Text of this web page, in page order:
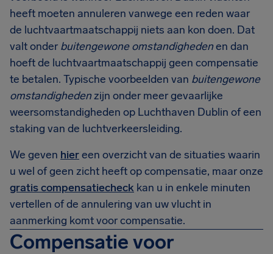
heeft moeten annuleren vanwege een reden waar
de luchtvaartmaatschappij niets aan kon doen. Dat
valt onder buitengewone omstandighedenen dan
hoeft de luchtvaartmaatschappij geen compensatie
te betalen. Typische voorbeelden van buitengewone
omstandighedenzijn onder meer gevaarlijke
weersomstandigheden op Luchthaven Dublin of een
staking van de luchtverkeersleiding.
We geven hiereen overzicht van de situaties waarin
u wel of geen zicht heeft op compensatie, maar onze
gratis compensatiecheck kan u in enkele minuten
vertellen of de annulering van uw vlucht in
aanmerking komt voor compensatie.
Compensatie voor